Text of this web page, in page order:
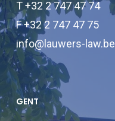
T +32 2 747 47 74
F +32 2 747 47 75
info@lauwers-law.be
GENT